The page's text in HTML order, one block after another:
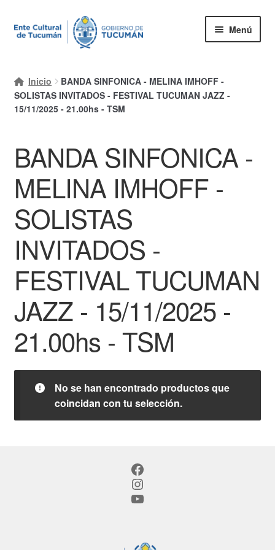
Ir
a
Ir
al
Menú
Mi cuenta
Finalizar compra
Inicio
BANDA SINFONICA - MELINA IMHOFF -
SOLISTAS INVITADOS - FESTIVAL TUCUMAN JAZZ -
15/11/2025 - 21.00hs - TSM
BANDA SINFONICA -
MELINA IMHOFF -
SOLISTAS
INVITADOS -
FESTIVAL TUCUMAN
JAZZ - 15/11/2025 -
21.00hs - TSM
No se han encontrado productos que
coincidan con tu selección.
Facebook
Instagram
YouTube